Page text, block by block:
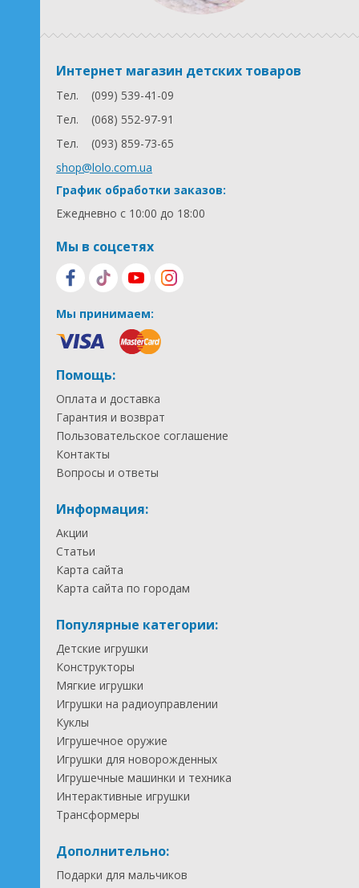
Интернет магазин детских товаров
Тел.
(099) 539-41-09
Тел.
(068) 552-97-91
Тел.
(093) 859-73-65
shop@lolo.com.ua
График обработки заказов:
Ежедневно с 10:00 до 18:00
Мы в соцсетях
Мы принимаем:
Помощь:
Оплата и доставка
Гарантия и возврат
Пользовательское соглашение
Контакты
Вопросы и ответы
Информация:
Акции
Статьи
Карта сайта
Карта сайта по городам
Популярные категории:
Детские игрушки
Конструкторы
Мягкие игрушки
Игрушки на радиоуправлении
Куклы
Игрушечное оружие
Игрушки для новорожденных
Игрушечные машинки и техника
Интерактивные игрушки
Трансформеры
Дополнительно:
Подарки для мальчиков